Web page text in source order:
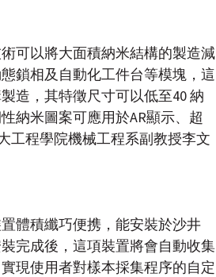
可以將大面積納米結構的製造減
鎖相及自動化工件台等模塊，這
造，其特徵尺寸可以低至40 納
納米圖案可應用於AR顯示、超
工程學院機械工程系副教授李文
體積纖巧便携，能安裝於沙井
完成後，這項裝置將會自動收集
現使用者對樣本採集程序的自定